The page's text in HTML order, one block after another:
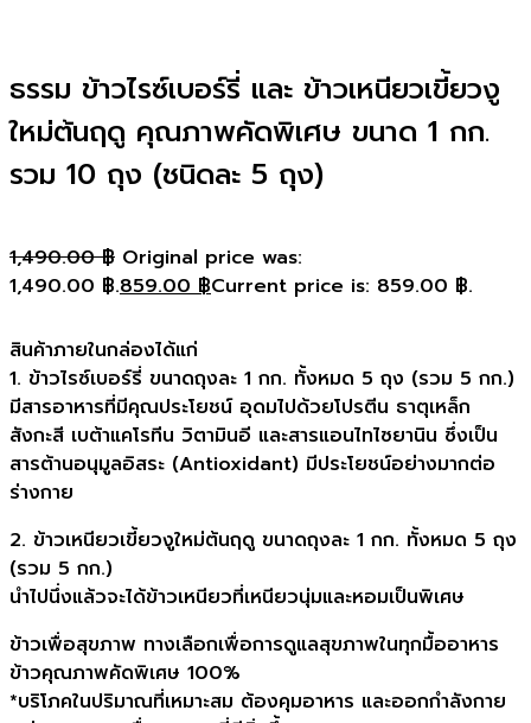
ธรรม ข้าวไรซ์เบอร์รี่ และ ข้าวเหนียวเขี้ยวงู
ใหม่ต้นฤดู คุณภาพคัดพิเศษ ขนาด 1 กก.
รวม 10 ถุง (ชนิดละ 5 ถุง)
1,490.00฿ Original price was:
1,490.00 ฿.859.00 ฿Current price is: 859.00 ฿.
สินค้าภายในกล่องได้แก่
1. ข้าวไรซ์เบอร์รี่ ขนาดถุงละ 1 กก. ทั้งหมด 5 ถุง (รวม 5 กก.)
มีสารอาหารที่มีคุณประโยชน์ อุดมไปด้วยโปรตีน ธาตุเหล็ก
สังกะสี เบต้าแคโรทีน วิตามินอี และสารแอนไทไซยานิน ซึ่งเป็น
สารต้านอนุมูลอิสระ (Antioxidant) มีประโยชน์อย่างมากต่อ
ร่างกาย
2. ข้าวเหนียวเขี้ยวงูใหม่ต้นฤดู ขนาดถุงละ 1 กก. ทั้งหมด 5 ถุง
(รวม 5 กก.)
นำไปนึ่งแล้วจะได้ข้าวเหนียวที่เหนียวนุ่มและหอมเป็นพิเศษ
ข้าวเพื่อสุขภาพ ทางเลือกเพื่อการดูแลสุขภาพในทุกมื้ออาหาร
ข้าวคุณภาพคัดพิเศษ 100%
*บริโภคในปริมาณที่เหมาะสม ต้องคุมอาหาร และออกกำลังกาย